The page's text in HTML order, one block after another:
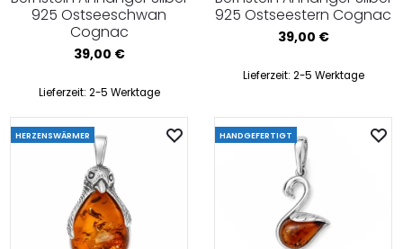
925 Ostseeschwan
Cognac
39,00 €
Lieferzeit: 2-5 Werktage
925 Ostseestern Cognac
39,00 €
Lieferzeit: 2-5 Werktage
HERZENSWÄRMER HANDGEFERTIGT